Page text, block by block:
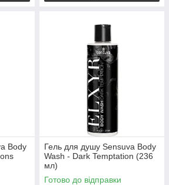
Body
Гель для душу Sensuva Body
Wash - Dark Temptation (236
мл)
Готово до відправки